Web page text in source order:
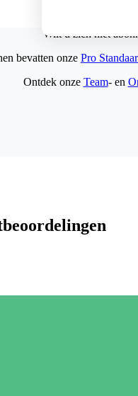
Wilt u zich niet
bevatten onze Pro
Ontdek onze Team- en